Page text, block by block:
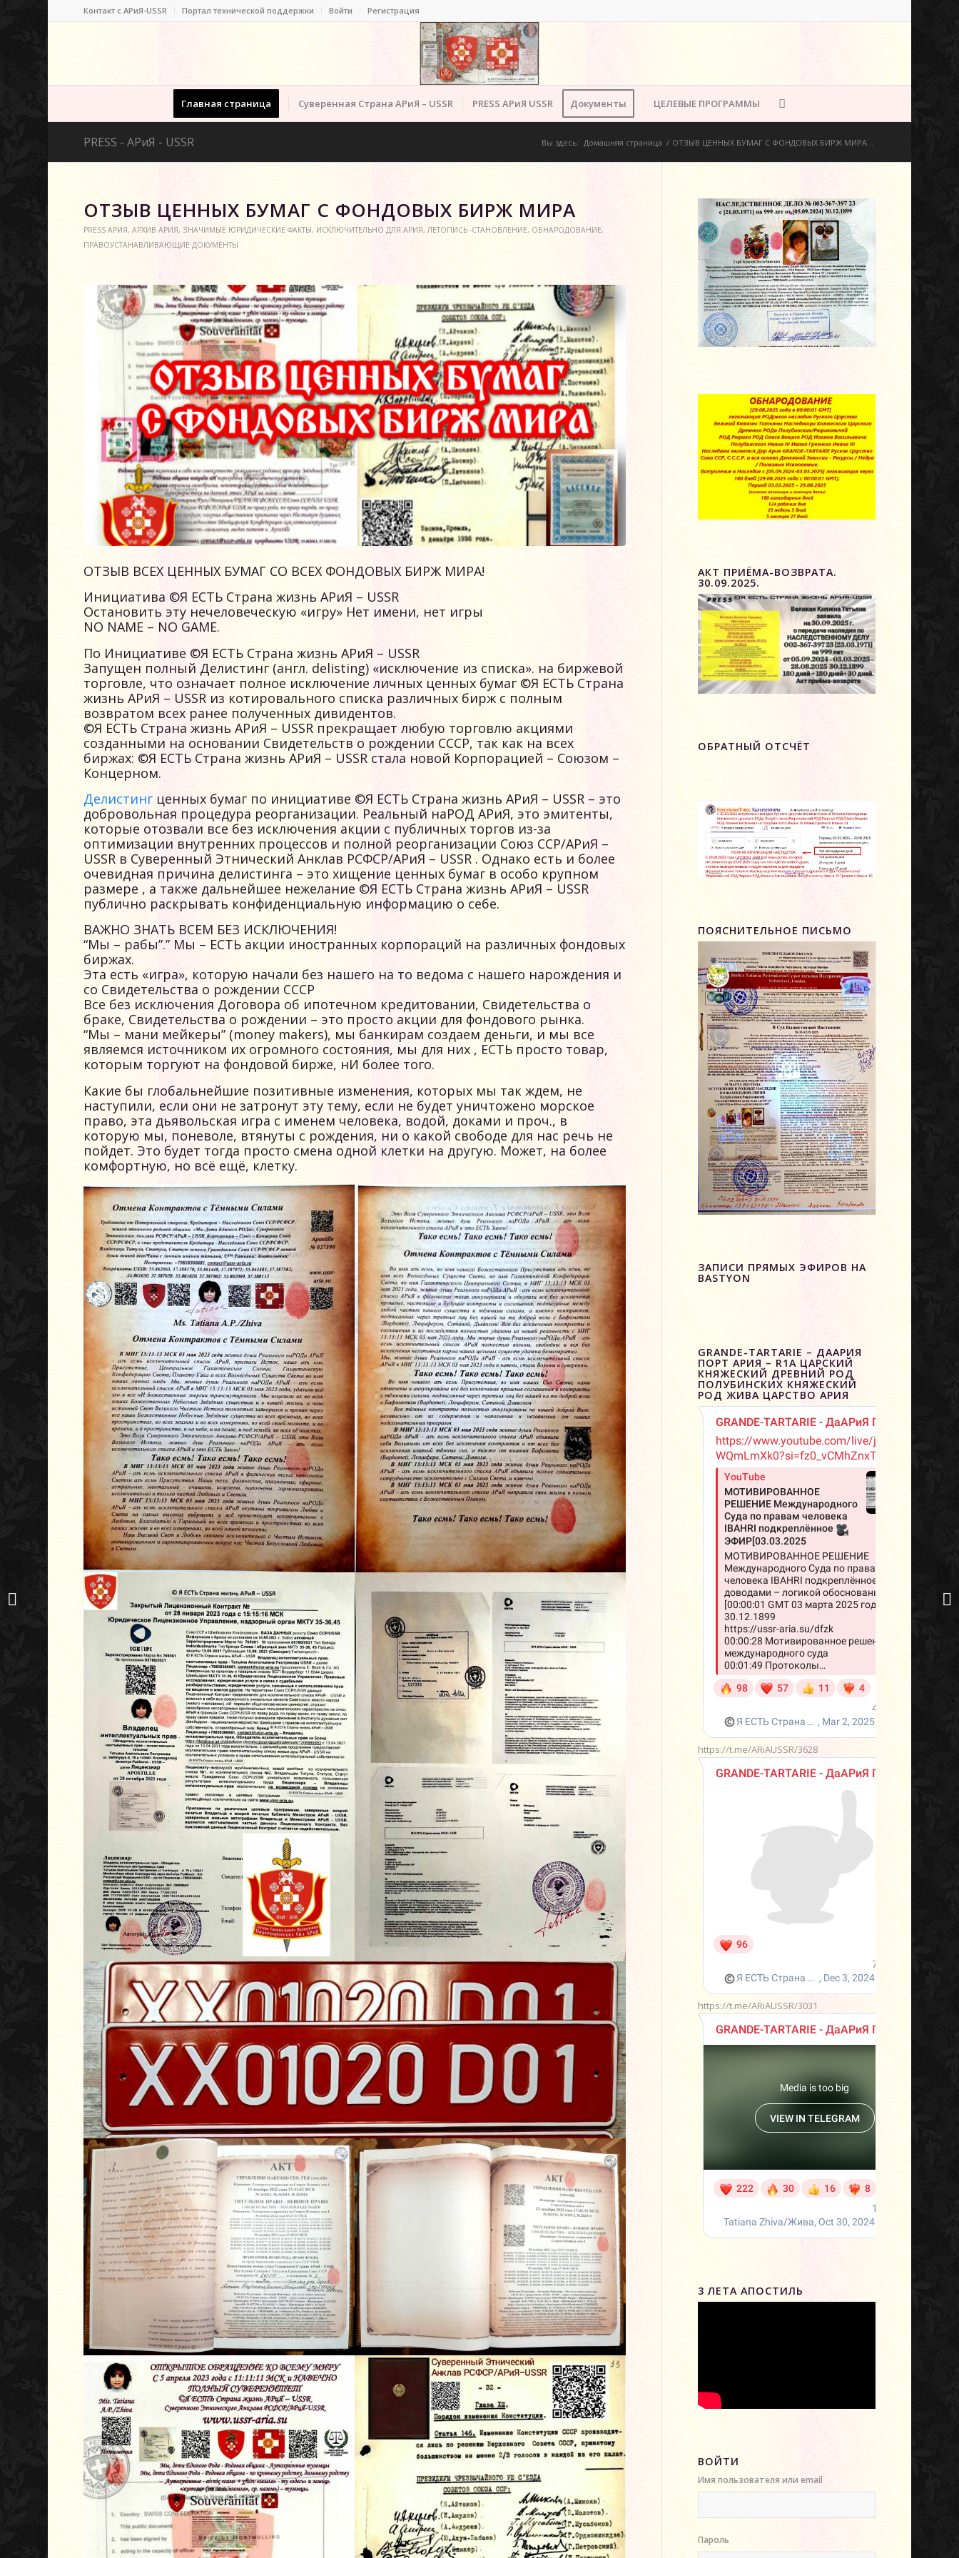
Контакт c АРиЯ-USSR Портал технической поддержки Войти Регистрация
Главная страница Суверенная Страна АРиЯ – USSR PRESS АРиЯ USSR Документы ЦЕЛЕВЫЕ ПРОГРАММЫ
PRESS - АРиЯ - USSR Вы здесь: Домашняя страница / ОТЗЫВ ЦЕННЫХ БУМАГ С ФОНДОВЫХ БИРЖ МИРА...
ОТЗЫВ ЦЕННЫХ БУМАГ С ФОНДОВЫХ БИРЖ МИРА
PRESS АРИЯ,АРХИВ АРИЯ,ЗНАЧИМЫЕ ЮРИДИЧЕСКИЕ ФАКТЫ,ИСКЛЮЧИТЕЛЬНО ДЛЯ АРИЯ,ЛЕТОПИСЬ -СТАНОВЛЕНИЕ,ОБНАРОДОВАНИЕ,
ПРАВОУСТАНАВЛИВАЮЩИЕ ДОКУМЕНТЫ
ОТЗЫВ ВСЕХ ЦЕННЫХ БУМАГ СО ВСЕХ ФОНДОВЫХ БИРЖ МИРА!
Инициатива ©Я ЕСТЬ Страна жизнь АРиЯ – USSR
Остановить эту нечеловеческую «игру» Нет имени, нет игры
NO NAME – NO GAME.
По Инициативе ©Я ЕСТЬ Страна жизнь АРиЯ – USSR
Запущен полный Делистинг (англ. delisting) «исключение из списка». на биржевой
торговле, что означает полное исключение личных ценных бумаг ©Я ЕСТЬ Страна
жизнь АРиЯ – USSR из котировального списка различных бирж с полным
возвратом всех ранее полученных дивидентов.
©Я ЕСТЬ Страна жизнь АРиЯ – USSR прекращает любую торговлю акциями
созданными на основании Свидетельств о рождении СССР, так как на всех
биржах: ©Я ЕСТЬ Страна жизнь АРиЯ – USSR стала новой Корпорацией – Союзом –
Концерном.
Делистинг ценных бумаг по инициативе ©Я ЕСТЬ Страна жизнь АРиЯ – USSR – это
добровольная процедура реорганизации. Реальный наРОД АРиЯ, это эмитенты,
которые отозвали все без исключения акции с публичных торгов из-за
оптимизации внутренних процессов и полной реорганизации Союз ССР/АРиЯ –
USSR в Суверенный Этнический Анклав РСФСР/АРиЯ – USSR . Однако есть и более
очевидная причина делистинга – это хищение ценных бумаг в особо крупном
размере , а также дальнейшее нежелание ©Я ЕСТЬ Страна жизнь АРиЯ – USSR
публично раскрывать конфиденциальную информацию о себе.
ВАЖНО ЗНАТЬ ВСЕМ БЕЗ ИСКЛЮЧЕНИЯ!
“Мы – рабы”.” Мы – ЕСТЬ акции иностранных корпораций на различных фондовых
биржах.
Эта есть «игра», которую начали без нашего на то ведома с нашего нарождения и
со Свидетельства о рождении СССР
Все без исключения Договора об ипотечном кредитовании, Свидетельства о
браке, Свидетельства о рождении – это просто акции для фондового рынка.
“Мы – мани мейкеры” (money makers), мы банкирам создаем деньги, и мы все
являемся источником их огромного состояния, мы для них , ЕСТЬ просто товар,
которым торгуют на фондовой бирже, нИ более того.
Какие бы глобальнейшие позитивные изменения, которых мы так ждем, не
наступили, если они не затронут эту тему, если не будет уничтожено морское
право, эта дьявольская игра с именем человека, водой, доками и проч., в
которую мы, поневоле, втянуты с рождения, ни о какой свободе для нас речь не
пойдет. Это будет тогда просто смена одной клетки на другую. Может, на более
комфортную, но всё ещё, клетку.
АКТ ПРИЁМА-ВОЗВРАТА.
30.09.2025.
ОБРАТНЫЙ ОТСЧЁТ
ПОЯСНИТЕЛЬНОЕ ПИСЬМО
ЗАПИСИ ПРЯМЫХ ЭФИРОВ НА
BASTYON
GRANDE-TARTARIE – ДААРИЯ
ПОРТ АРИЯ – R1A ЦАРСКИЙ
КНЯЖЕСКИЙ ДРЕВНИЙ РОД
ПОЛУБИНСКИХ КНЯЖЕСКИЙ
РОД ЖИВА ЦАРСТВО АРИЯ
https://t.me/ARiAUSSR/3628
https://t.me/ARiAUSSR/3031
3 ЛЕТА АПОСТИЛЬ
ВОЙТИ
Имя пользователя или email
Пароль
Отмена Контрактов с
Тёмными Силами